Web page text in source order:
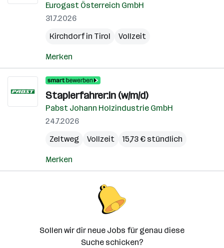
Eurogast Österreich GmbH
31.7.2026
Kirchdorf in Tirol
Vollzeit
Merken
Staplerfahrer:in (w/m/d)
Pabst Johann Holzindustrie GmbH
24.7.2026
Zeltweg
Vollzeit 15,73 € stündlich
Merken
Sollen wir dir neue Jobs für genau diese
Suche schicken?